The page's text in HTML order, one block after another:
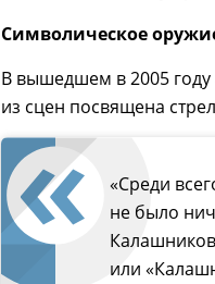
Символическое
В вышедшем в 2005
из сцен посвящена
«Среди
не было
или